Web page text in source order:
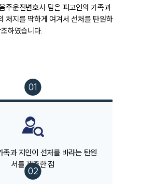
팀소개
대륜의 강점
글로벌 파트너 로펌
고객의 소리
통합검색
AI대륜
업무사례
주운전변호사 팀은 피고인의 가족과
처지를 딱하게 여겨서 선처를 탄원하
하였습니다.
족과 지인이 선처를 바라는 탄원
서를 제출한 점